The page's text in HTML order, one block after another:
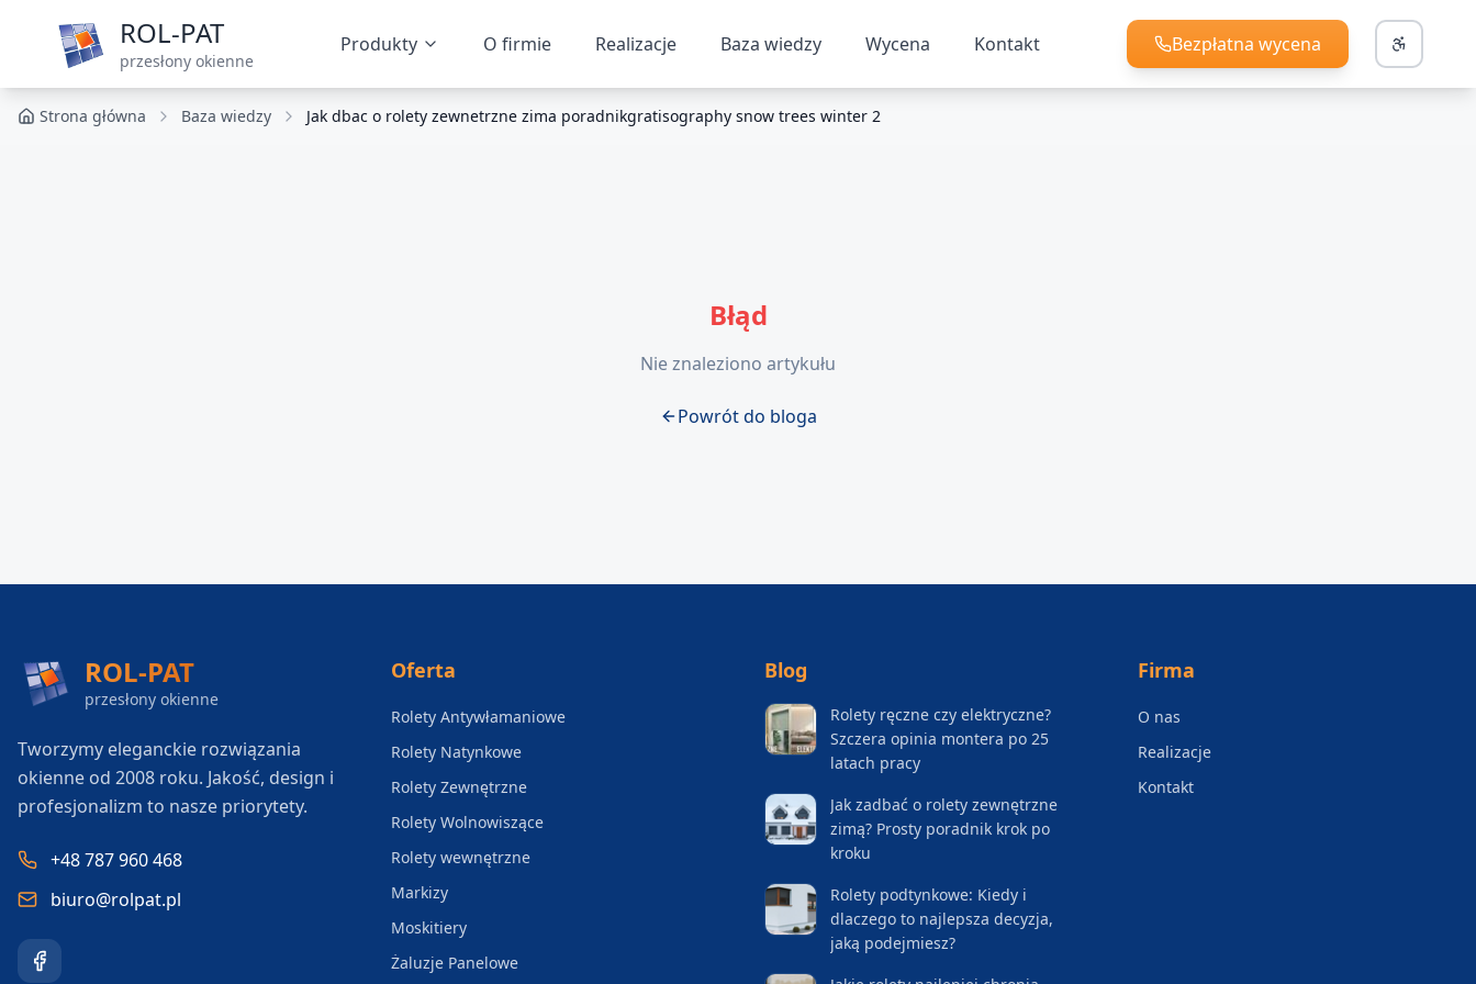
Strona główna Baza wiedzy Jak dbac o rolety zewnetrzne zima poradnikgratisography snow trees winter 2
ROL-PAT
przesłony okienne
Produkty O firmie Realizacje Baza wiedzy Wycena Kontakt
Bezpłatna wycena
+48 787 960 468
Błąd
Nie znaleziono artykułu
Powrót do bloga
ROL-PAT
przesłony okienne
Tworzymy eleganckie rozwiązania
okienne od 2008 roku. Jakość, design i
profesjonalizm to nasze priorytety.
+48 787 960 468
biuro@rolpat.pl
Oferta
Rolety Antywłamaniowe
Rolety Natynkowe
Rolety Zewnętrzne
Rolety Wolnowiszące
Rolety wewnętrzne
Markizy
Moskitiery
Żaluzje Panelowe
Blog
Rolety ręczne czy elektryczne?
Szczera opinia montera po 25
latach pracy
Jak zadbać o rolety zewnętrzne
zimą? Prosty poradnik krok po
kroku
Rolety podtynkowe: Kiedy i
dlaczego to najlepsza decyzja,
jaką podejmiesz?
Firma
O nas
Realizacje
Kontakt